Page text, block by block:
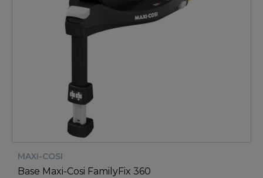
MAXI-COSI
Base Maxi-Cosi FamilyFix 360